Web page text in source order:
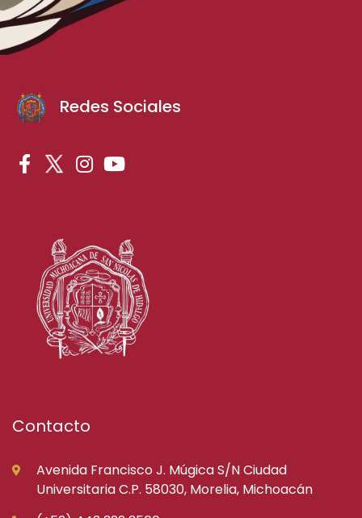
Redes Sociales
Contacto
Avenida Francisco J. Múgica S/N Ciudad
Universitaria C.P. 58030, Morelia, Michoacán